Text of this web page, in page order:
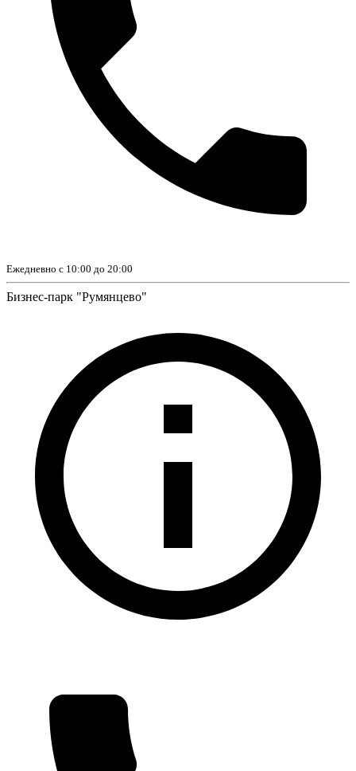
Ежедневно с 10:00 до 20:00
Бизнес-парк "Румянцево"